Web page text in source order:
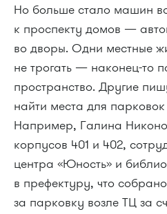
Но больше стало машин
к проспекту домов —
во дворы. Одни местные
не трогать — наконец-то
пространство. Другие
найти места для
Например, Галина
корпусов 401 и 402,
центра «Юность» и
в префектуру, что
за парковку возле ТЦ за